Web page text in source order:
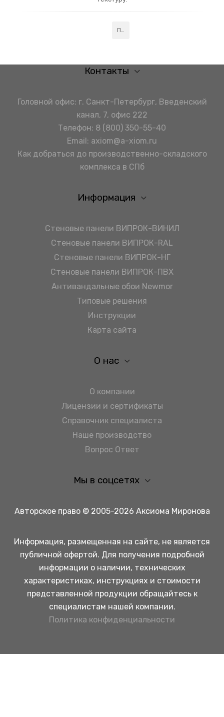
Контакты
Головной офис: г. Санкт-Петербург, Введенский
канал, 7, офис 222
Телефон: 8 (800) 350-55-40
Email: axiom@a-xiom.ru
Как добраться до производственно-складского
комплекса в СПб
Информация
Стеновые панели ВИПРОК-ВИНИЛ
Стеновые панели ВИПРОК-RAL
Стеновые панели ВИПРОК-НГ
Стеновые панели ВИПРОК-ПВХ
Антивандальные обои Newmor
Типовые решения
Инструкции
Карта сайта
О нас
О компании
Лицензии и сертификаты
Справочник специалиста
Наше производство
Вопрос Ответ
Мы в соцсетях
Авторское право © 2005-2026 Аксиома Миронова
Информация, размещенная на сайте, не является
публичной офертой. Для получения подробной
информации о наличии, технических
характеристиках, инструкциях и стоимости
представленной продукции обращайтесь к
специалистам нашей компании.
Политика конфиденциальности